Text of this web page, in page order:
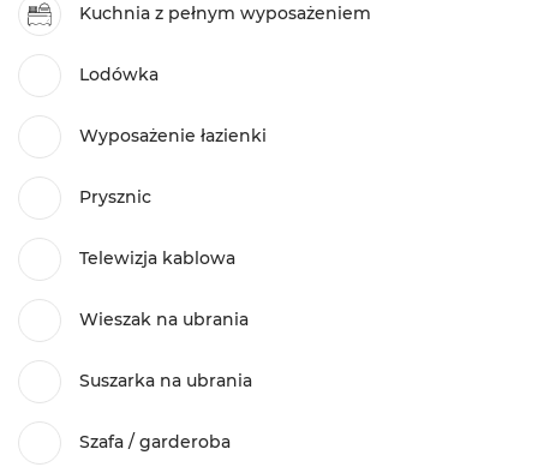
Kuchnia z pełnym wyposażeniem
Lodówka
Wyposażenie łazienki
Prysznic
Telewizja kablowa
Wieszak na ubrania
Suszarka na ubrania
Szafa / garderoba